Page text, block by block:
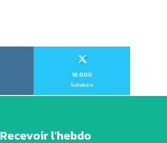
18,000
Suiveurs
Recevoir l'hebdo